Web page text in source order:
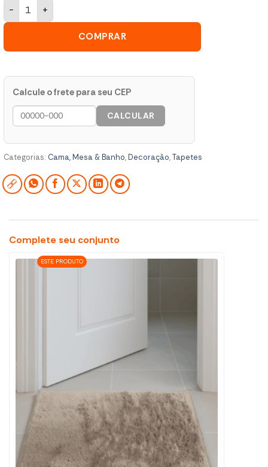
Tapete 40x60 Classic Antiderrapante e Lavável quantidade
COMPRAR
Calcule o frete para seu CEP
CALCULAR
Categorias: Cama, Mesa & Banho,Decoração,Tapetes
Complete seu conjunto
ESTE PRODUTO